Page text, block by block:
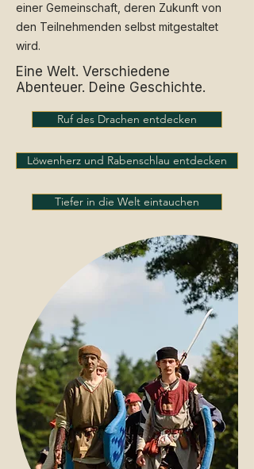
einer Gemeinschaft, deren Zukunft von
den Teilnehmenden selbst mitgestaltet
wird.
Eine Welt. Verschiedene
Abenteuer. Deine Geschichte.
Ruf des Drachen entdecken
Löwenherz und Rabenschlau entdecken
Tiefer in die Welt eintauchen